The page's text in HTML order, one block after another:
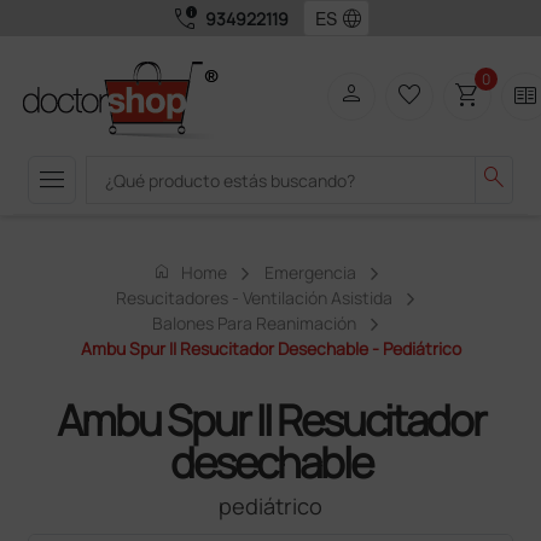
call_quality 934922119 language
menu search
person favorite_border shopping_cart0 two_pager
home Home
Emergencia
Resucitadores - Ventilación Asistida
Balones Para Reanimación
Ambu Spur II Resucitador Desechable - Pediátrico
Ambu Spur II Resucitador
desechable
pediátrico